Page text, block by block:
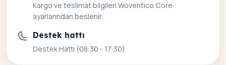
Kargo ve teslimat bilgileri Woventico Core
ayarlarından beslenir.
Destek hattı
Destek Hattı (08:30 - 17:30)